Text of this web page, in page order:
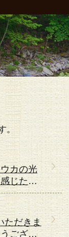
。
カの光
じた２
ただきま
ござい